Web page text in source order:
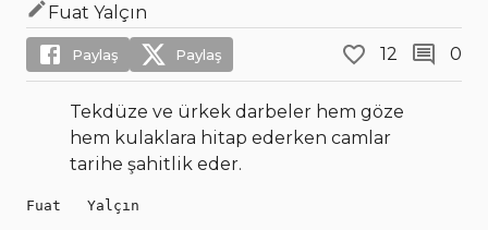
Fuat Yalçın
Paylaş Paylaş 12 0
Tekdüze ve ürkek darbeler hem göze
hem kulaklara hitap ederken camlar
tarihe şahitlik eder.
Fuat   Yalçın